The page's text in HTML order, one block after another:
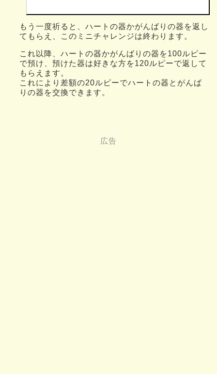
もう一度祈ると、ハートの器かがんばりの器を返し
てもらえ、このミニチャレンジは終わります。
これ以降、ハートの器かがんばりの器を100ルピー
で預け、預けた器は好きな方を120ルピーで返して
もらえます。
これにより差額の20ルピーでハートの器とがんば
りの器を交換できます。